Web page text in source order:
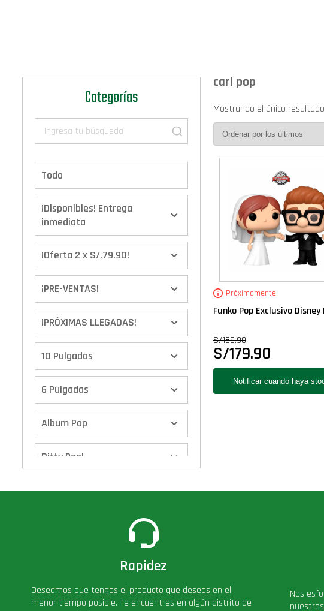
Categorías
Todo
¡Disponibles! Entrega
inmediata
¡Oferta 2 x S/.79.90!
¡PRE-VENTAS!
¡PRÓXIMAS LLEGADAS!
10 Pulgadas
6 Pulgadas
Album Pop
Bitty Pop!
Boxes
Calendario de Adviento
Deluxe
carl pop
Mostrando el único resultado
Próximamente
Funko Pop Exclusivo Disney
S/189.90
S/179.90
Rapidez
Deseamos que tengas el producto que deseas en el
menor tiempo posible. Te encuentres en algún distrito de
Nos